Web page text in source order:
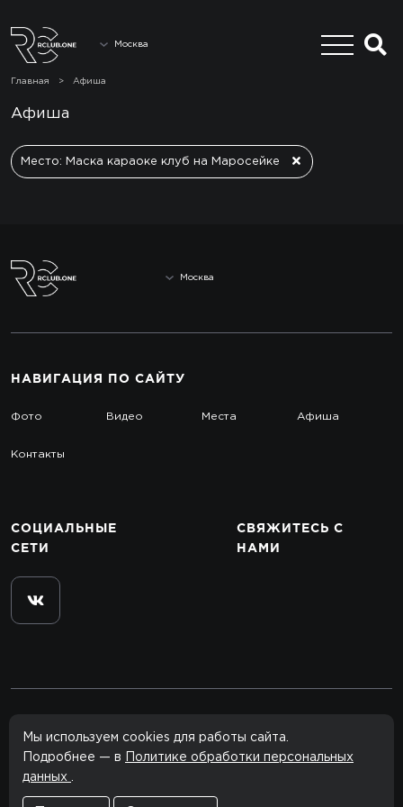
Москва
Главная > Афиша
Афиша
Место: Маска караоке клуб на Маросейке
Москва
НАВИГАЦИЯ ПО САЙТУ
Фото Видео Места Афиша
Контакты
СОЦИАЛЬНЫЕ
СЕТИ
СВЯЖИТЕСЬ С
НАМИ
© 2012–2026 rclub.one
Мы используем cookies для работы сайта.
Подробнее — в
Политике обработки персональных
данных